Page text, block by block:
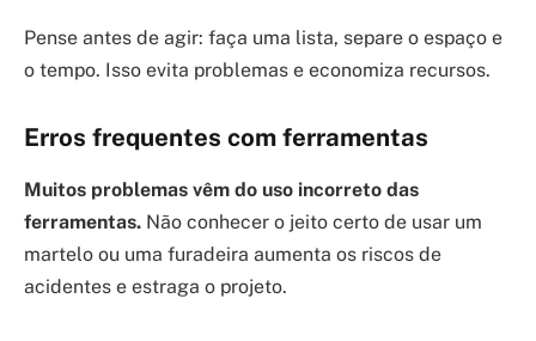
Pense antes de agir: faça uma lista, separe o espaço e
o tempo. Isso evita problemas e economiza recursos.
Erros frequentes com ferramentas
Muitos problemas vêm do uso incorreto das
ferramentas. Não conhecer o jeito certo de usar um
martelo ou uma furadeira aumenta os riscos de
acidentes e estraga o projeto.